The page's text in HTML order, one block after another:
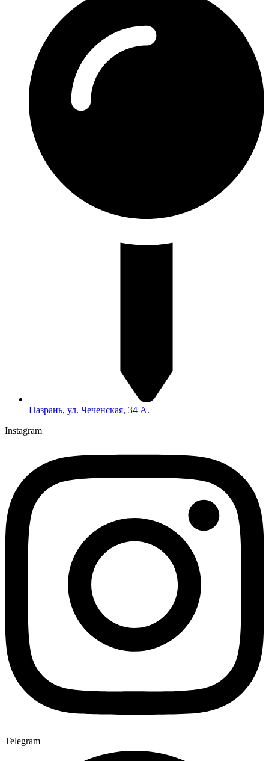
Назрань, ул. Чеченская, 34 А.
Instagram
Telegram